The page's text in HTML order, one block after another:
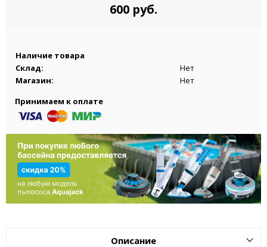
600 руб.
Наличие товара
Склад:
Нет
Магазин:
Нет
Принимаем к оплате
Описание